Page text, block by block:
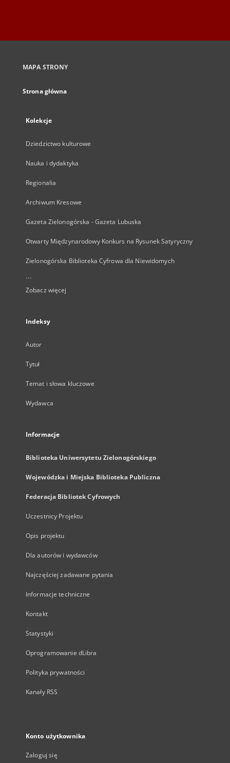
MAPA STRONY
Strona główna
Kolekcje
Dziedzictwo kulturowe
Nauka i dydaktyka
Regionalia
Archiwum Kresowe
Gazeta Zielonogórska - Gazeta Lubuska
Otwarty Międzynarodowy Konkurs na Rysunek Satyryczny
Zielonogórska Biblioteka Cyfrowa dla Niewidomych
...
Zobacz więcej
Indeksy
Autor
Tytuł
Temat i słowa kluczowe
Wydawca
Informacje
Biblioteka Uniwersytetu Zielonogórskiego
Wojewódzka i Miejska Biblioteka Publiczna
Federacja Bibliotek Cyfrowych
Uczestnicy Projektu
Opis projektu
Dla autorów i wydawców
Najczęściej zadawane pytania
Informacje techniczne
Kontakt
Statystyki
Oprogramowanie dLibra
Polityka prywatności
Kanały RSS
Konto użytkownika
Zaloguj się